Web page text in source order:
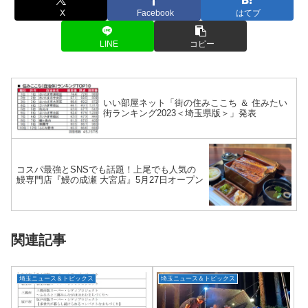
X Facebook はてブ
LINE コピー
いい部屋ネット「街の住みここち ＆ 住みたい
街ランキング2023＜埼玉県版＞」発表
コスパ最強とSNSでも話題！上尾でも人気の
鰻専門店『鰻の成瀬 大宮店』5月27日オープン
関連記事
埼玉ニュース＆トピックス 埼玉ニュース＆トピックス